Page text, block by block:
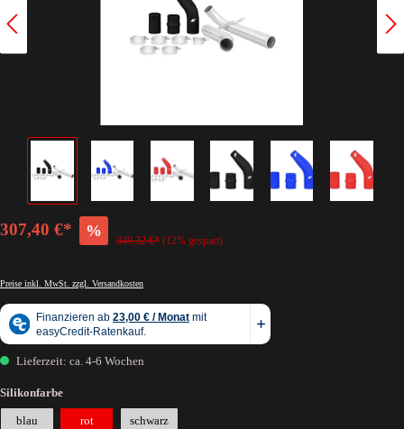
307,40 €* %
349,32 €* (12% gespart)
Preise inkl. MwSt. zzgl. Versandkosten
Lieferzeit: ca. 4-6 Wochen
Silikonfarbe
blau rot schwarz